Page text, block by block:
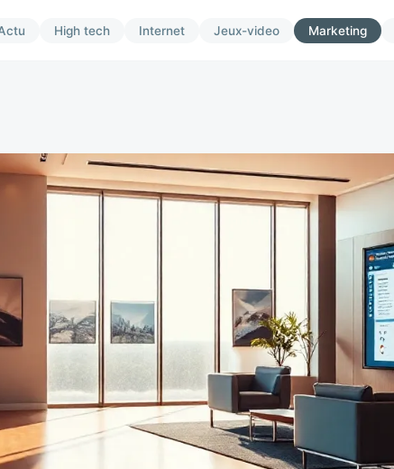
High tech Internet Jeux-video Marketing